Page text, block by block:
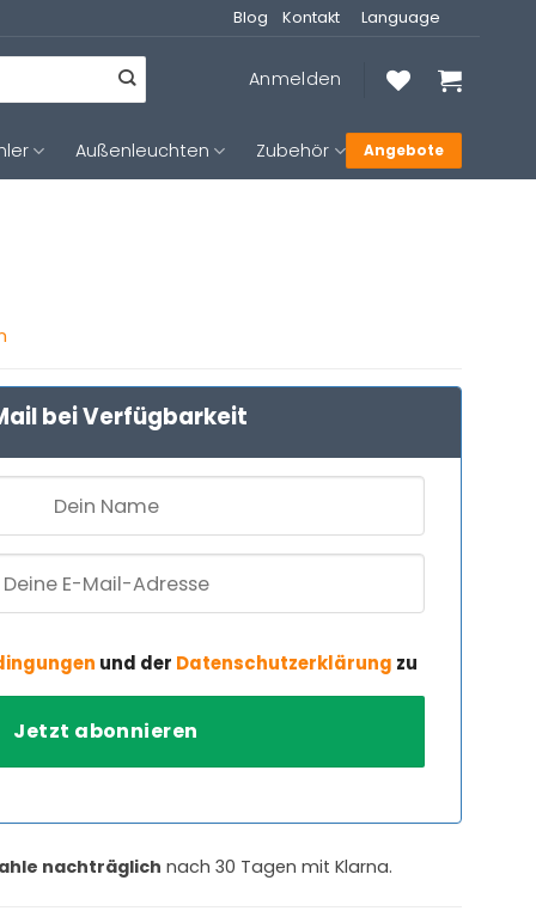
Blog Kontakt Language
Anmelden
Außenleuchten Zubehör Angebote
bei Verfügbarkeit
und der Datenschutzerklärung zu
nachträglich nach 30 Tagen mit Klarna.